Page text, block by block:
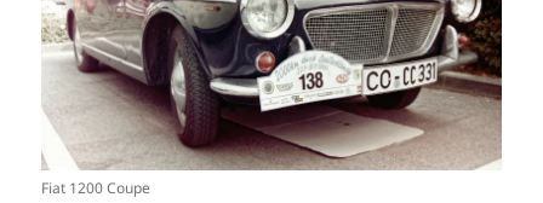
Fiat 1200 Coupe